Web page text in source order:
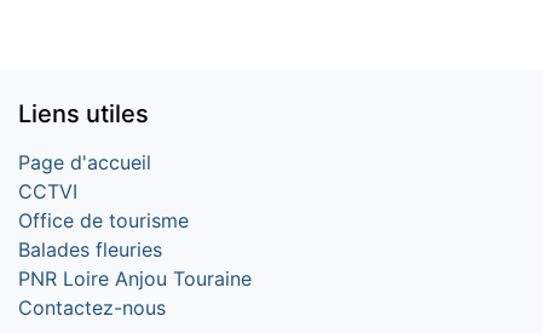
Liens utiles
Page d'accueil
CCTVI
Office de tourisme
Balades fleuries
PNR Loire Anjou Touraine
Contactez-nous